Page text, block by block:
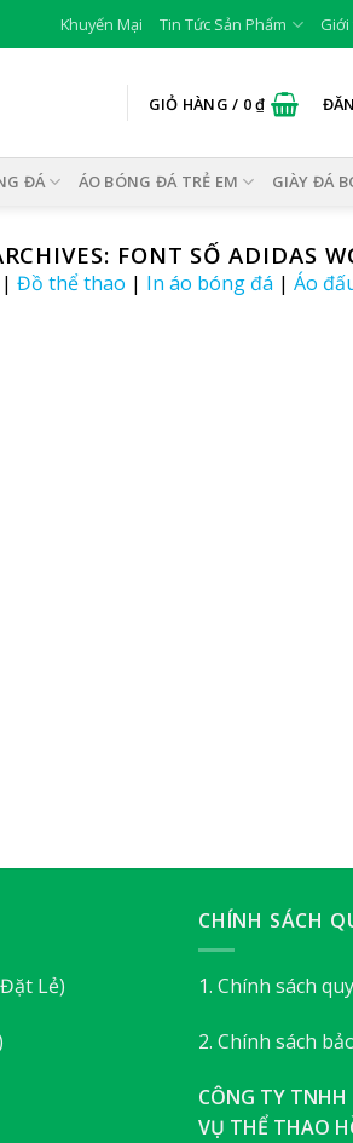
Khuyến Mại Tin Tức Sản Phẩm
GIỎ HÀNG / 0₫
ĐÁ ÁO BÓNG ĐÁ TRẺ EM GIÀY ĐÁ
FONT SỐ ADIDAS
| Đồ thể thao | In áo bóng đá | Áo
Lẻ)
CHÍNH SÁCH
1. Chính sách
2. Chính sách
CÔNG TY
VỤ THỂ THAO